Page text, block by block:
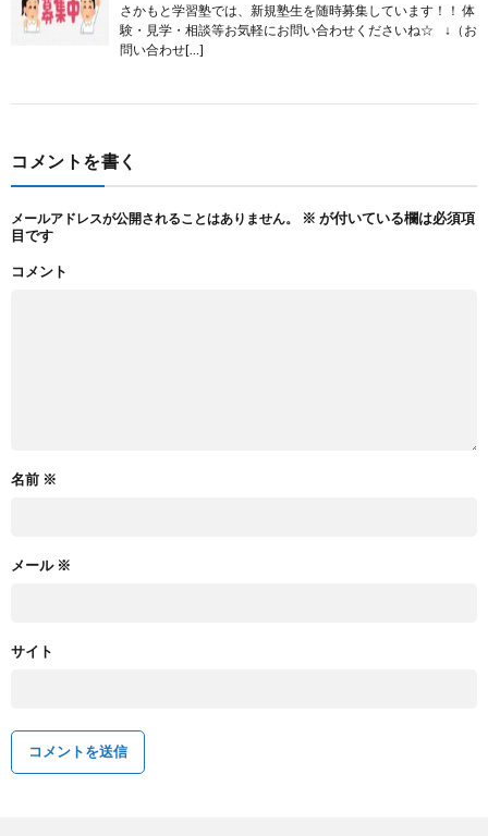
さかもと学習塾では、新規塾生を随時募集しています！！ 体
験・見学・相談等お気軽にお問い合わせくださいね☆ ↓（お
問い合わせ[…]
コメントを書く
メールアドレスが公開されることはありません。 ※ が付いている欄は必須項
目です
コメント
名前 ※
メール ※
サイト